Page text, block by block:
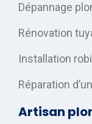
Dépannage
Rénovation
Installation
Réparation
Artisan